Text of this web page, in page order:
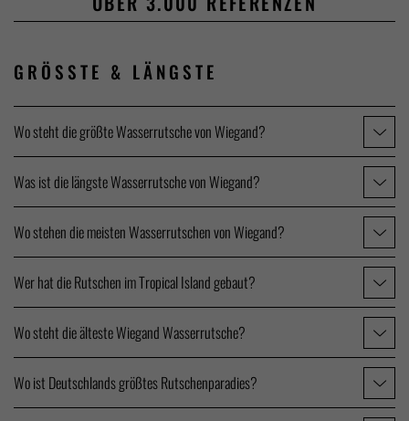
GRÖSSTE & LÄNGSTE
Wo steht die größte Wasserrutsche von Wiegand?
Was ist die längste Wasserrutsche von Wiegand?
Wo stehen die meisten Wasserrutschen von Wiegand?
Wer hat die Rutschen im Tropical Island gebaut?
Wo steht die älteste Wiegand Wasserrutsche?
Wo ist Deutschlands größtes Rutschenparadies?